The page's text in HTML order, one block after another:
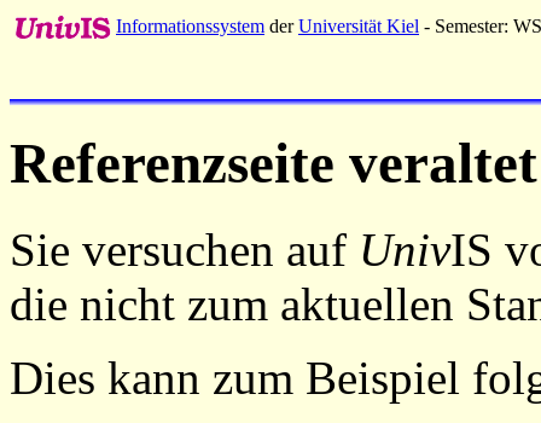
Informationssystem derUniversität Kiel - Semester:
Referenzseite veraltet
Sie versuchen auf UnivIS
die nicht zum aktuellen
Dies kann zum Beispiel